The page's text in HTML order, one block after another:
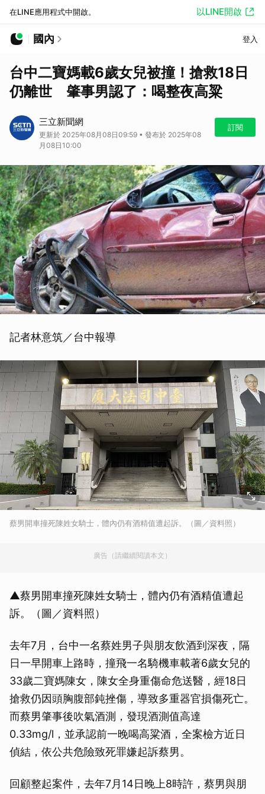
在LINE應用程式中開啟。 以LINE開啟
國內 登入
台中二寶媽載6歲女兒被撞！搶救18日
仍離世 肇事男認了：喝整夜高粱
三立新聞網
更新於 2025年08月08日09:59 • 發布於 2025年08
月08日10:00
訂閱
記者林意筑／台中報導
蔡男開車撞死陳姓女騎士，體內仍有酒精值遭起訴。（圖／資料照）
廣告（請繼續閱讀本文）
▲蔡男開車撞死陳姓女騎士，體內仍有酒精值遭起
訴。（圖／資料照）
去年7月，台中一名蔡姓男子與朋友飲酒到深夜，隔
日一早開車上路時，撞飛一名騎機車載著6歲女兒的
33歲二寶媽陳女，陳女全身重傷命危送醫，經18日
搶救仍因頭胸腹部鈍挫傷，導致多重器官損傷死亡。
而蔡男肇事後吹氣酒測，發現酒測值高達
0.33mg/l，並承認前一晚喝高粱酒，全案檢方近日
偵結，依公共危險致死罪嫌起訴蔡男。
回顧整起案件，去年7月14日晚上8時許，蔡男與朋